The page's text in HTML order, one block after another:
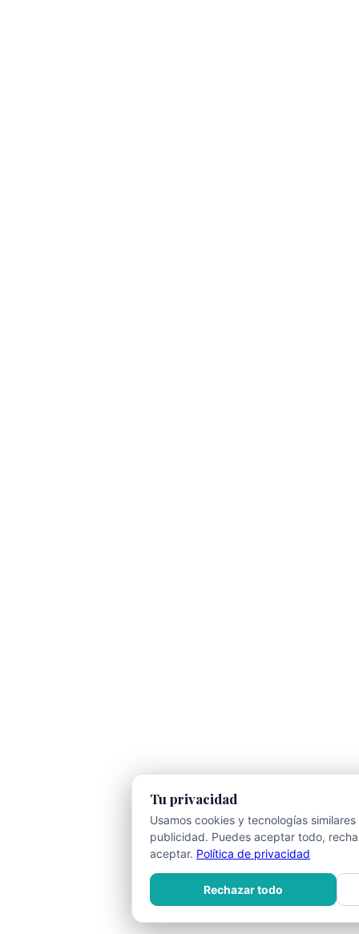
Tu privacidad
Usamos cookies y tecnologías
publicidad. Puedes aceptar todo,
aceptar. Política de privacidad
Rechazar todo